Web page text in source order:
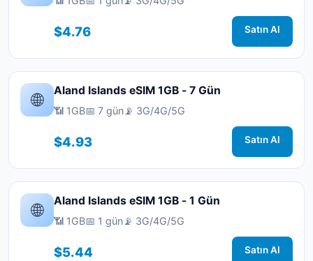
$4.76 Satın Al
🌐 Aland Islands eSIM 1GB - 7 Gün
📶 1GB📅 7 gün📡 3G/4G/5G
$4.93 Satın Al
🌐 Aland Islands eSIM 1GB - 1 Gün
📶 1GB📅 1 gün📡 3G/4G/5G
$5.44 Satın Al